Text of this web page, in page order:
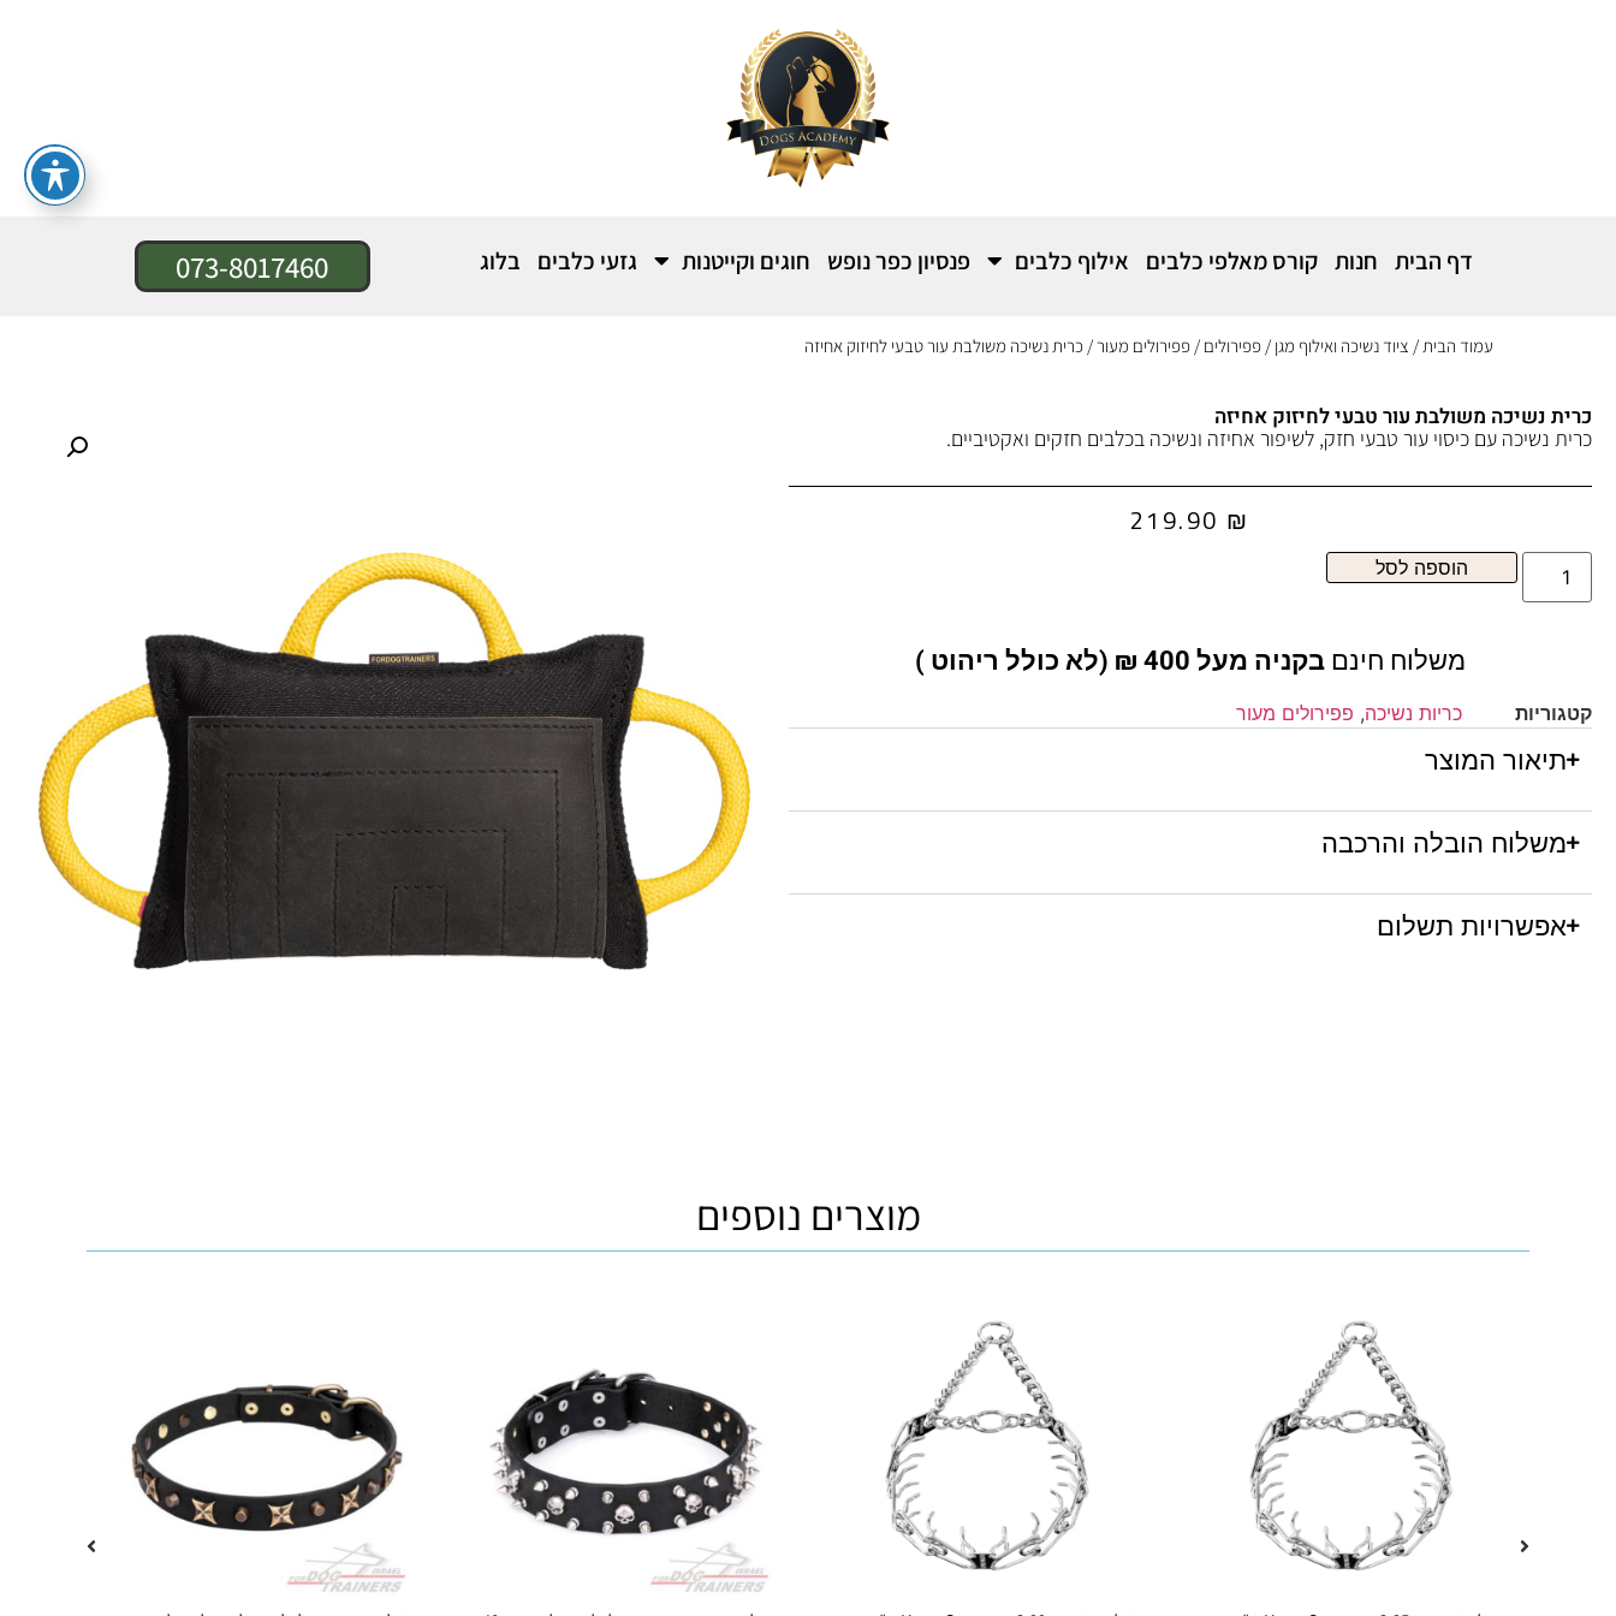
דף הבית חנות קורס מאלפי כלבים אילוף כלבים פנסיון כפר נופש חוגים וקייטנות גזעי כלבים בלוג 073-8017460
עמוד הבית / ציוד נשיכה ואילוף מגן / פפירולים / פפירולים מעור/ כרית נשיכה משולבת עור טבעי לחיזוק אחיזה
כרית נשיכה משולבת עור טבעי לחיזוק אחיזה
כרית נשיכה עם כיסוי עור טבעי חזק, לשיפור אחיזה ונשיכה בכלבים חזקים ואקטיביים.
219.90 ₪
הוספה לסל
משלוח חינם בקניה מעל 400 ₪ (לא כולל ריהוט )
קטגוריות כריות נשיכה, פפירולים מעור
תיאור המוצר
משלוח הובלה והרכבה
אפשרויות תשלום
מוצרים נוספים